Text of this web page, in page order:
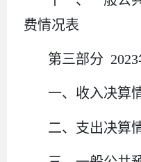
费情况表
第三部分
一、收入决算
二、支出决算